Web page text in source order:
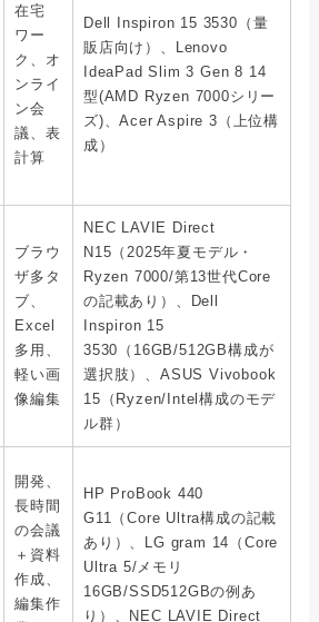
在宅
ワー
ク、オ
ンライ
ン会
議、表
計算
Dell Inspiron 15 3530（量
販店向け）、Lenovo
IdeaPad Slim 3 Gen 8 14
型(AMD Ryzen 7000シリー
ズ)、Acer Aspire 3（上位構
成）
ブラウ
ザ多タ
ブ、
Excel
多用、
軽い画
像編集
NEC LAVIE Direct
N15（2025年夏モデル・
Ryzen 7000/第13世代Core
の記載あり）、Dell
Inspiron 15
3530（16GB/512GB構成が
選択肢）、ASUS Vivobook
15（Ryzen/Intel構成のモデ
ル群）
開発、
長時間
の会議
＋資料
作成、
編集作
HP ProBook 440
G11（Core Ultra構成の記載
あり）、LG gram 14（Core
Ultra 5/メモリ
16GB/SSD512GBの例あ
り）、NEC LAVIE Direct